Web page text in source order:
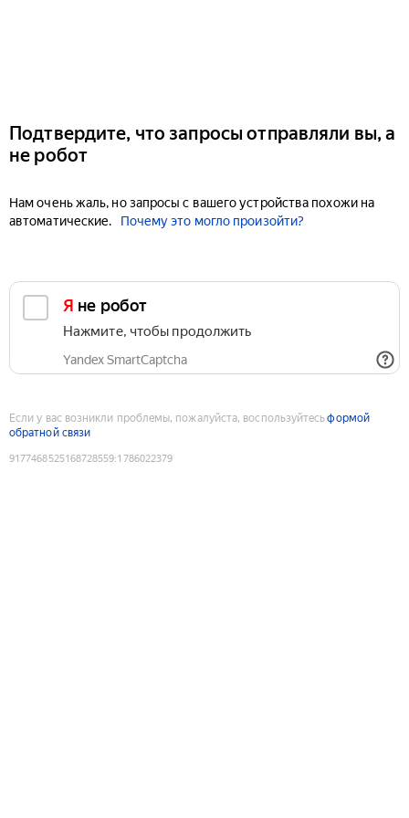
Подтвердите, что запросы отправляли вы, а
не робот
Нам очень жаль, но запросы с вашего устройства похожи на
автоматические.
Почему это могло произойти?
Я не робот
Нажмите, чтобы продолжить
Yandex SmartCaptcha
Если у вас возникли проблемы, пожалуйста, воспользуйтесьформой
обратной связи
9177468525168728559:1786022379